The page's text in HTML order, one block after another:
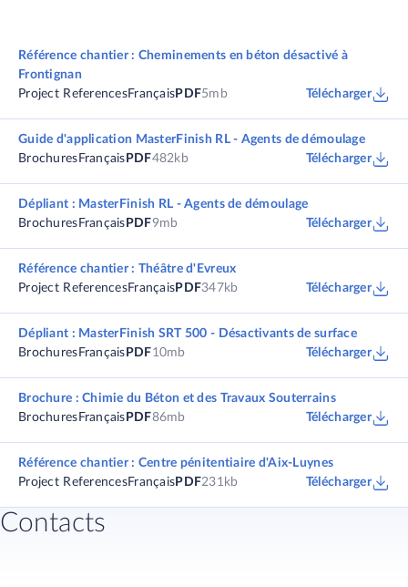
Référence chantier : Cheminements en béton désactivé à
Frontignan
Project ReferencesFrançais PDF5mb Télécharger
Guide d'application MasterFinish RL - Agents de démoulage
Brochures Français PDF482kb Télécharger
Dépliant : MasterFinish RL - Agents de démoulage
Brochures Français PDF9mb Télécharger
Référence chantier : Théâtre d'Evreux
Project ReferencesFrançais PDF347kb Télécharger
Dépliant : MasterFinish SRT 500 - Désactivants de surface
Brochures Français PDF10mb Télécharger
Brochure : Chimie du Béton et des Travaux Souterrains
Brochures Français PDF86mb Télécharger
Référence chantier : Centre pénitentiaire d'Aix-Luynes
Project ReferencesFrançais PDF231kb Télécharger
Contacts